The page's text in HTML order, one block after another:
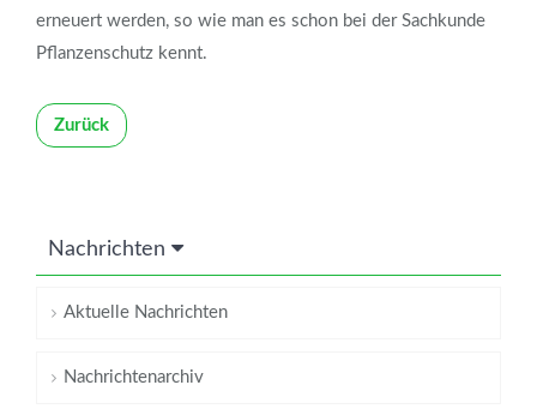
erneuert werden, so wie man es schon bei der Sachkunde
Pflanzenschutz kennt.
Zurück
Nachrichten
Aktuelle Nachrichten
Nachrichtenarchiv